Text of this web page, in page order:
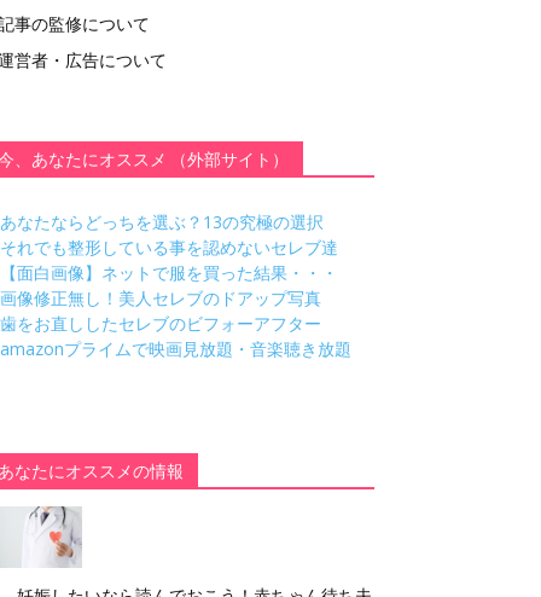
事の監修について
営者・広告について
、あなたにオススメ （外部サイト）
あなたならどっちを選ぶ？13の究極の選択
それでも整形している事を認めないセレブ達
【面白画像】ネットで服を買った結果・・・
画像修正無し！美人セレブのドアップ写真
歯をお直ししたセレブのビフォーアフター
amazonプライムで映画見放題・音楽聴き放題
あなたにオススメの情報